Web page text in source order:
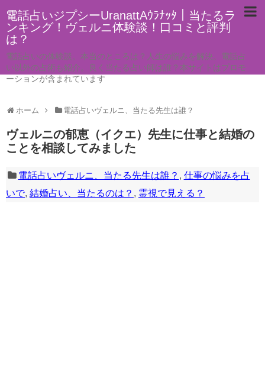
電話占いジプシーUranattAｳﾗﾅｯﾀ｜当たるラ
ンキング！ヴェルニ体験談！口コミと評判
は？
電話占いの体験談。本当のところは？人生の悩みを解決。電話占
い以外の占術も紹介。良く当たる占い師は誰？本サイトはプロモ
ーションが含まれています
ホーム 電話占いヴェルニ、当たる先生は誰？
ヴェルニの郁恵（イクエ）先生に仕事と結婚の
ことを相談してみました
電話占いヴェルニ、当たる先生は誰？ , 仕事の悩みを占
いで, 結婚占い、当たるのは？ , 霊視で見える？